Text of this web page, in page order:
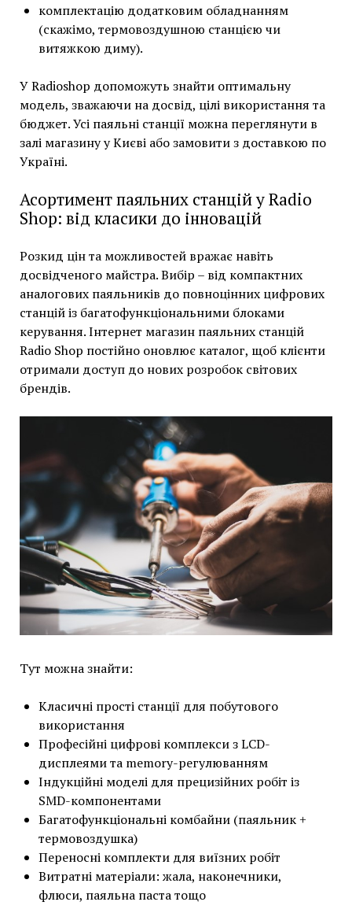
комплектацію додатковим обладнанням
(скажімо, термовоздушною станцією чи
витяжкою диму).
У Radioshop допоможуть знайти оптимальну
модель, зважаючи на досвід, цілі використання та
бюджет. Усі паяльні станції можна переглянути в
залі магазину у Києві або замовити з доставкою по
Україні.
Асортимент паяльних станцій у Radio
Shop: від класики до інновацій
Розкид цін та можливостей вражає навіть
досвідченого майстра. Вибір – від компактних
аналогових паяльників до повноцінних цифрових
станцій із багатофункціональними блоками
керування. Інтернет магазин паяльних станцій
Radio Shop постійно оновлює каталог, щоб клієнти
отримали доступ до нових розробок світових
брендів.
Тут можна знайти:
Класичні прості станції для побутового
використання
Професійні цифрові комплекси з LCD-
дисплеями та memory-регулюванням
Індукційні моделі для прецизійних робіт із
SMD-компонентами
Багатофункціональні комбайни (паяльник +
термовоздушка)
Переносні комплекти для виїзних робіт
Витратні матеріали: жала, наконечники,
флюси, паяльна паста тощо